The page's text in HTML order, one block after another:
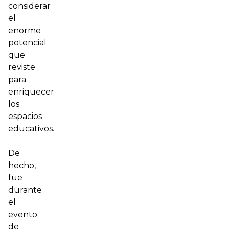
considerar
el
enorme
potencial
que
reviste
para
enriquecer
los
espacios
educativos.
De
hecho,
fue
durante
el
evento
de